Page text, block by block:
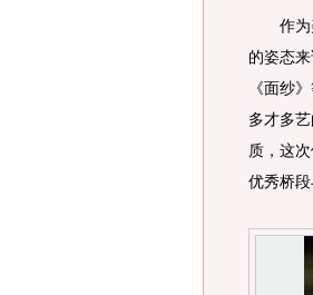
作为美
的姿态
《面纱
多才多
质，这
优秀桥段